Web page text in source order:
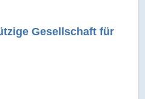
Gesellschaft für